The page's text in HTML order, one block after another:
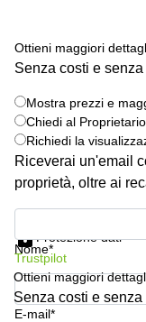
Coworking
Campania
Coworking
Cagliari
Coworking
Pescara
Coworking
Brescia
Affitto
Business
Centers
a
Treviso
Ottieni maggiori
Senza costi e
Mostra prezzi e
Chiedi al Proprietario
Richiedi la
Riceverai un'email
proprietà, oltre ai
Nome*
E-mail*
Protezione dati
Trustpilot
Ottieni maggiori
Senza costi e